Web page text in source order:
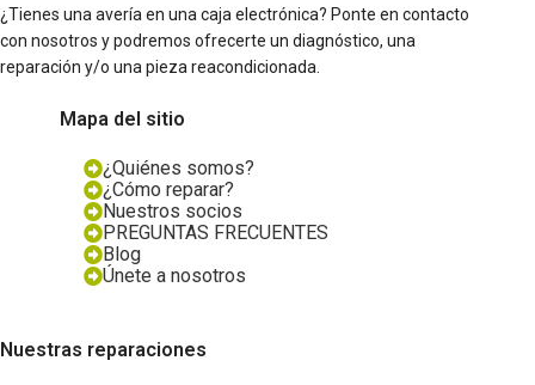
¿Tienes una avería en una caja electrónica? Ponte en contacto
con nosotros y podremos ofrecerte un diagnóstico, una
reparación y/o una pieza reacondicionada.
Mapa del sitio
¿Quiénes somos?
¿Cómo reparar?
Nuestros socios
PREGUNTAS FRECUENTES
Blog
Únete a nosotros
Nuestras reparaciones